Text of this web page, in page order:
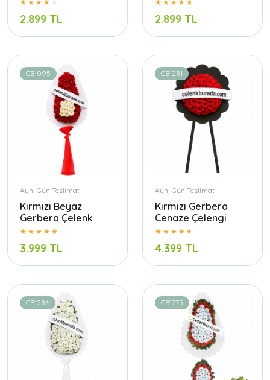
2.899 TL 2.899 TL
CB1095
Aynı Gün Teslimat
Kırmızı Beyaz
Gerbera Çelenk
3.999 TL
CB1281
Aynı Gün Teslimat
Kırmızı Gerbera
Cenaze Çelengi
4.399 TL
CB1286 CB1775